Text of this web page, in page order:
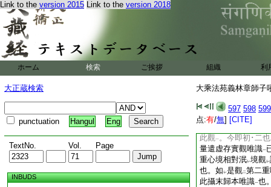
Link to the version 2015 Link to the version 2018
ホーム 検索 ご挨拶 組織 利
大正蔵検索
punctuation Hangul Eng
TextNo. Vol. Page
INBUDS
大乘法苑義林章師子
597 598 599
点:有/無] [CITE]
大唐内典録爲
小乘教非
一
レ證也 皆此門攝者
[章]三攝末歸
法
重所觀唯識。此中有
。三擧
此觀一。今即初･二
量遣虚存實觀唯識一
重心境相對泯レ境觀レ
也。如 レ是觀二第二
此攝末歸本唯識一也